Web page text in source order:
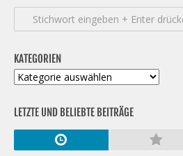
KATEGORIEN
Kategorien
LETZTE UND BELIEBTE BEITRÄGE